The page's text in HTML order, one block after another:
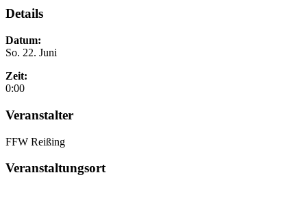
Details
Datum:
So. 22. Juni
Zeit:
0:00
Veranstalter
FFW Reißing
Veranstaltungsort